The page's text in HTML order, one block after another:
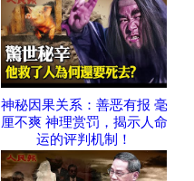
神秘因果关系：善恶有报 毫
厘不爽 神理赏罚，揭示人命
运的评判机制！